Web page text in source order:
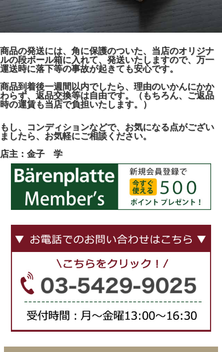
商品の発送には、角に保護のついた、当店のオリジナ
ルの段ボール箱に入れて、発送いたしますので、万一
運送時に落下等の事故が起きても安心です。
商品到着後一週間以内でしたら、理由のいかんにかか
わらず、返品交換等は自由です。（もちろん、ご返品
時の運賃も当店で負担いたします。）
もし、コンディションなどで、お気になる点がござい
ましたら、お気軽にご相談ください。
店主：金子 学